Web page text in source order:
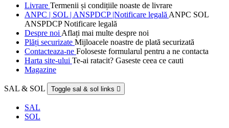
Livrare Termenii și condițiile noaste de livrare
ANPC | SOL | ANSPDCP |Notificare legală ANPC SOL
ANSPDCP Notificare legală
Despre noi Aflați mai multe despre noi
Plăți securizate Mijloacele noastre de plată securizată
Contacteaza-ne Foloseste formularul pentru a ne contacta
Harta site-ului Te-ai ratacit? Gaseste ceea ce cauti
Magazine
SAL & SOL Toggle sal & sol links 
SAL
SOL